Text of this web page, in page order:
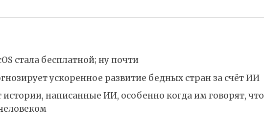
стала бесплатной; ну почти
ускоренное развитие бедных стран за счёт ИИ
написанные ИИ, особенно когда им говорят, что